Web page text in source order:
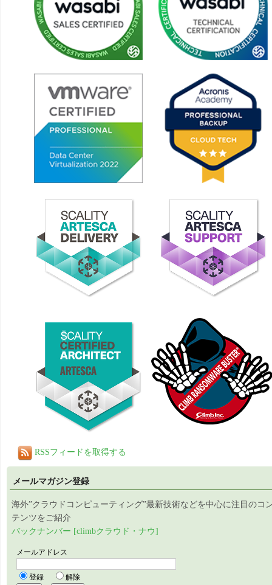
RSSフィードを取得する
メールマガジン登録
海外”クラウドコンピューティング”最新技術などを中心に注目のコ
テンツをご紹介
バックナンバー [climbクラウド・ナウ]